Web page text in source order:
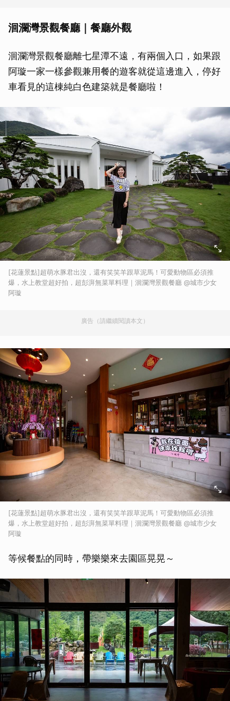
洄瀾灣景觀餐廳｜餐廳外觀
洄瀾灣景觀餐廳離七星潭不遠，有兩個入口，如果跟
阿璇一家一樣參觀兼用餐的遊客就從這邊進入，停好
車看見的這棟純白色建築就是餐廳啦！
[花蓮景點]超萌水豚君出沒，還有笑笑羊跟草泥馬！可愛動物區必須推
爆，水上教堂超好拍，超彭湃無菜單料理｜洄瀾灣景觀餐廳 @城市少女
阿璇
廣告（請繼續閱讀本文）
[花蓮景點]超萌水豚君出沒，還有笑笑羊跟草泥馬！可愛動物區必須推
爆，水上教堂超好拍，超彭湃無菜單料理｜洄瀾灣景觀餐廳 @城市少女
阿璇
等候餐點的同時，帶樂樂來去園區晃晃～